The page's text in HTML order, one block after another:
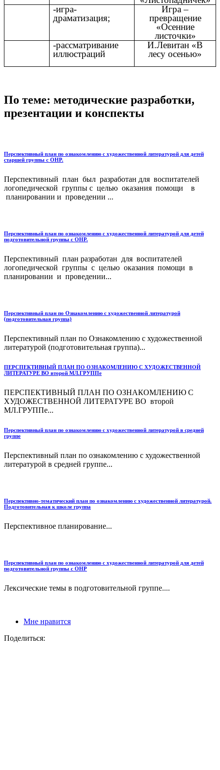
-игра-
драматизация;
Игра –
превращение
«Осенние
листочки»
-рассматривание
иллюстраций
И.Левитан «В
лесу осенью»
По теме: методические разработки,
презентации и конспекты
Перспективный план по ознакомлению с художественной литературой для детей
старшей группы с ОНР.
Перспективный план был разработан для воспитателей
логопедической группы с целью оказания помощи в
планировании и проведении ...
Перспективный план по ознакомлению с художественной литературой для детей
подготовительной группы с ОНР.
Перспективный план разработан для воспитателей
логопедической группы с целью оказания помощи в
планировании и проведении...
Перспективный план по Ознакомлению с художественной литературой
(подготовительная группа)
Перспективный план по Ознакомлению с художественной
литературой (подготовительная группа)...
ПЕРСПЕКТИВНЫЙ ПЛАН ПО ОЗНАКОМЛЕНИЮ С ХУДОЖЕСТВЕННОЙ
ЛИТЕРАТУРЕ ВО второй МЛ.ГРУППе
ПЕРСПЕКТИВНЫЙ ПЛАН ПО ОЗНАКОМЛЕНИЮ С
ХУДОЖЕСТВЕННОЙ ЛИТЕРАТУРЕ ВО второй
МЛ.ГРУППе...
Перспективный план по ознакомлению с художественной литературой в средней
группе
Перспективный план по ознакомлению с художественной
литературой в средней группе...
Перспективно-тематический план по ознакомлению с художественной литературой.
Подготовительная к школе группа
Перспективное планирование...
Перспективный план по ознакомлению с художественной литературой для детей
подготовительной группы с ОНР
Лексические темы в подготовительной группе....
Мне нравится
Поделиться: